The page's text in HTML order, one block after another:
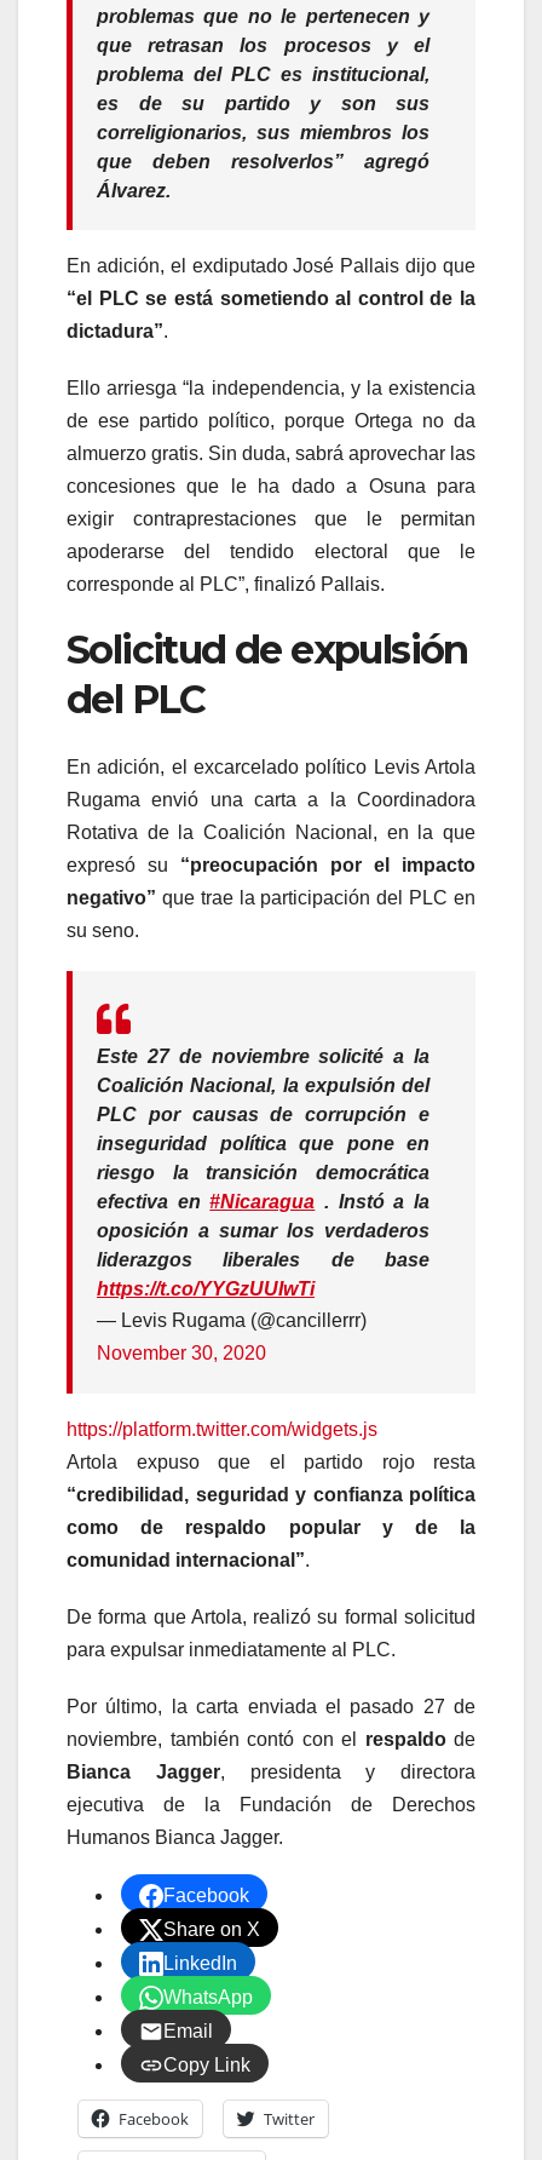
problemas que no le pertenecen y
que retrasan los procesos y el
problema del PLC es institucional,
es de su partido y son sus
correligionarios, sus miembros los
que deben resolverlos” agregó
Álvarez.
En adición, el exdiputado José Pallais dijo que
“el PLC se está sometiendo al control de la
dictadura”.
Ello arriesga “la independencia, y la existencia
de ese partido político, porque Ortega no da
almuerzo gratis. Sin duda, sabrá aprovechar las
concesiones que le ha dado a Osuna para
exigir contraprestaciones que le permitan
apoderarse del tendido electoral que le
corresponde al PLC”, finalizó Pallais.
Solicitud de expulsión
del PLC
En adición, el excarcelado político Levis Artola
Rugama envió una carta a la Coordinadora
Rotativa de la Coalición Nacional, en la que
expresó su “preocupación por el impacto
negativo” que trae la participación del PLC en
su seno.
Este 27 de noviembre solicité a la
Coalición Nacional, la expulsión del
PLC por causas de corrupción e
inseguridad política que pone en
riesgo la transición democrática
efectiva en#Nicaragua . Instó a la
oposición a sumar los verdaderos
liderazgos liberales de base
https://t.co/YYGzUUIwTi
— Levis Rugama (@cancillerrr)
November 30, 2020
https://platform.twitter.com/widgets.js
Artola expuso que el partido rojo resta
“credibilidad, seguridad y confianza política
como de respaldo popular y de la
comunidad internacional”.
De forma que Artola, realizó su formal solicitud
para expulsar inmediatamente al PLC.
Por último, la carta enviada el pasado 27 de
noviembre, también contó con el respaldode
Bianca Jagger, presidenta y directora
ejecutiva de la Fundación de Derechos
Humanos Bianca Jagger.
Facebook
Share on X
LinkedIn
WhatsApp
Email
Copy Link
Facebook Twitter